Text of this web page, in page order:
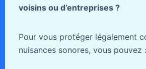
voisins ou d’entreprises ?
Pour vous protéger légalement
nuisances sonores, vous pouvez :